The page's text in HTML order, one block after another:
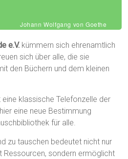
Johann Wolfgang von Goethe
e.V. kümmern sich ehrenamtlich
sich über alle, die sie
den Büchern und dem kleinen
eine klassische Telefonzelle der
eine neue Bestimmung
für alle.
zu tauschen bedeutet nicht nur
Ressourcen, sondern ermöglicht